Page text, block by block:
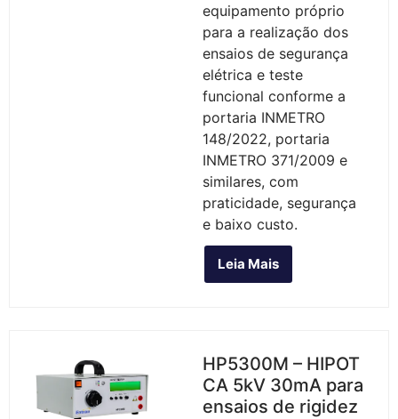
equipamento próprio
para a realização dos
ensaios de segurança
elétrica e teste
funcional conforme a
portaria INMETRO
148/2022, portaria
INMETRO 371/2009 e
similares, com
praticidade, segurança
e baixo custo.
Leia Mais
HP5300M – HIPOT
CA 5kV 30mA para
ensaios de rigidez